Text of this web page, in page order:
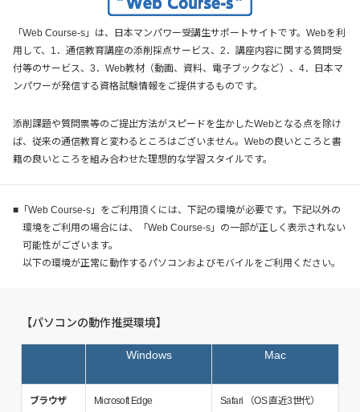
「Web Course-s」は、日本マンパワー受講生サポートサイトです。Webを利
用して、1．通信教育講座の添削採点サービス、2．講座内容に関する質問受
付等のサービス、3．Web教材（動画、資料、電子ブックなど）、4．日本マ
ンパワーが発信する資格試験情報をご提供するものです。
添削課題や質問票等のご提出方法がスピードを生かしたWebとなる点を除け
ば、従来の通信教育と変わるところはございません。Webの良いところと書
籍の良いところを組み合わせた理想的な学習スタイルです。
■「Web Course-s」をご利用頂くには、下記の環境が必要です。下記以外の
環境をご利用の場合には、「Web Course-s」の一部が正しく表示されない
可能性がございます。
以下の環境が正常に動作するパソコンおよびモバイルをご利用ください。
【パソコンの動作推奨環境】
Windows Mac
ブラウザ
Microsoft Edge
Safari （OS 直近3世代）